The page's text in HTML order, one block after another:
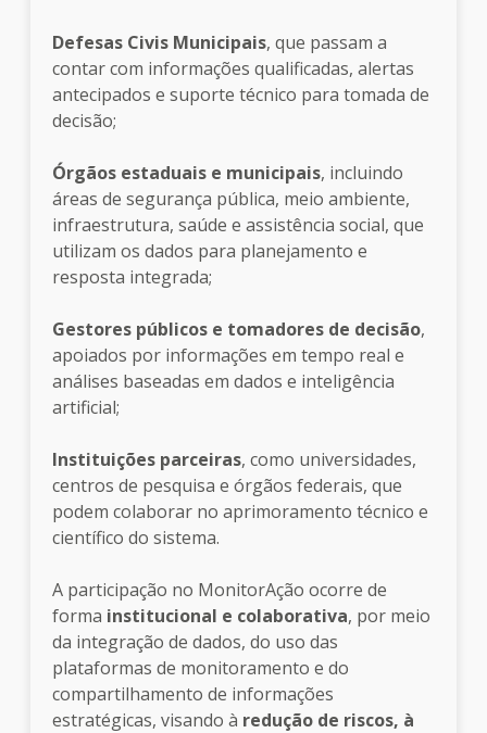
Defesas Civis Municipais, que passam a
contar com informações qualificadas, alertas
antecipados e suporte técnico para tomada de
decisão;
Órgãos estaduais e municipais, incluindo
áreas de segurança pública, meio ambiente,
infraestrutura, saúde e assistência social, que
utilizam os dados para planejamento e
resposta integrada;
Gestores públicos e tomadores de decisão,
apoiados por informações em tempo real e
análises baseadas em dados e inteligência
artificial;
Instituições parceiras, como universidades,
centros de pesquisa e órgãos federais, que
podem colaborar no aprimoramento técnico e
científico do sistema.
A participação no MonitorAção ocorre de
forma institucional e colaborativa, por meio
da integração de dados, do uso das
plataformas de monitoramento e do
compartilhamento de informações
estratégicas, visando à redução de riscos, à